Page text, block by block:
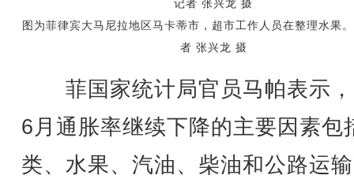
图为菲律宾大马尼拉地区马卡蒂市，超市工作人员在整理水果
者 张兴龙 摄
菲国家统计局官员马帕表示
6月通胀率继续下降的主要因素包
类、水果、汽油、柴油和公路运